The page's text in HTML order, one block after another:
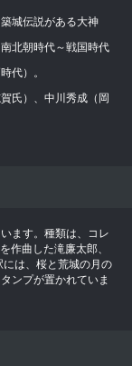
城伝説がある大神
北朝時代～戦国時代
代）。
氏）、中川秀成（岡
ます。種類は、コレ
作曲した滝廉太郎、
は、桜と荒城の月の
ンプが置かれていま